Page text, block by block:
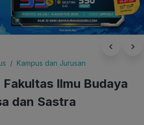
Kampus dan Jurusan
Ilmu Budaya
dan Sastra